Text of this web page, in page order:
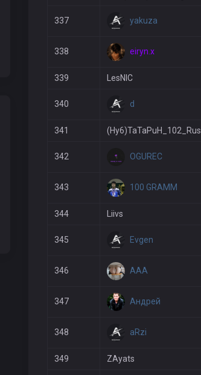
337 yakuza
338 eiryn.x
339 LesNIC
340 d
341 (Hy6)TaTaPuH_102_Rus
342 OGUREC
343 100 GRAMM
344 Liivs
345 Evgen
346 AAA
347 Андрей
348 aRzi
349 ZAyats